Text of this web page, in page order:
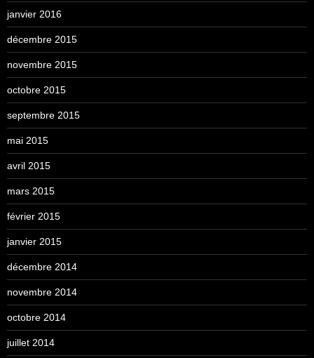
janvier 2016
décembre 2015
novembre 2015
octobre 2015
septembre 2015
mai 2015
avril 2015
mars 2015
février 2015
janvier 2015
décembre 2014
novembre 2014
octobre 2014
juillet 2014